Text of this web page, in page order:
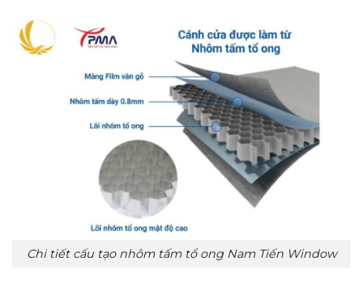
Chi tiết cấu tạo nhôm tấm tổ ong Nam Tiến Window